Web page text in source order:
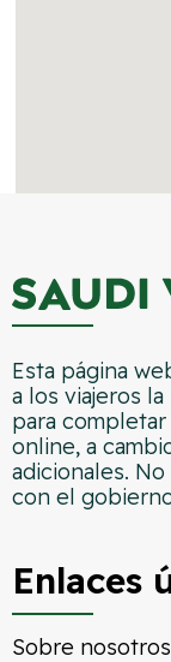
Esta página
a los viajeros
para
online, a
adicionales.
con el
Enlaces
Sobre nosotros